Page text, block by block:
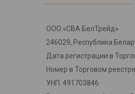
ООО «СВА БелТрейд»
246029, Республика
Дата регистрации в
Номер в Торговом
УНП: 491703846